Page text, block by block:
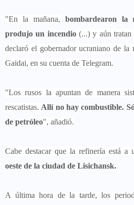
"En la mañana, bombardearon la
produjo un incendio (...) y aún
declaró el gobernador ucraniano de la
Gaidai, en su cuenta de Telegram.
"Los rusos la apuntan de manera
rescatistas. Allí no hay combustible.
de petróleo", añadió.
Cabe destacar que la refinería está a
oeste de la ciudad de Lisichansk.
A última hora de la tarde, los